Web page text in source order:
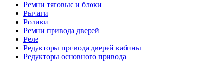
Ремни тяговые и блоки
Рычаги
Ролики
Ремни привода дверей
Реле
Редукторы привода дверей кабины
Редукторы основного привода